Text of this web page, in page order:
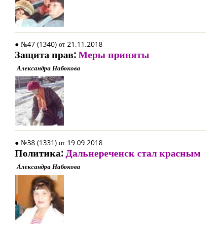
● №47 (1340) от 21.11.2018
Защита прав:Меры приняты
Александра Набокова
● №38 (1331) от 19.09.2018
Политика:Дальнереченск стал красным
Александра Набокова